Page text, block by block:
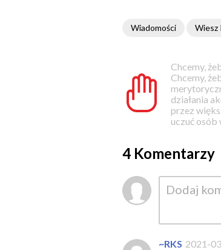
Wiadomości Wiesz
Chcemy,
Chcemy,
działania
przez
uczuć osób
4 Komentarzy
~RKS 2021-